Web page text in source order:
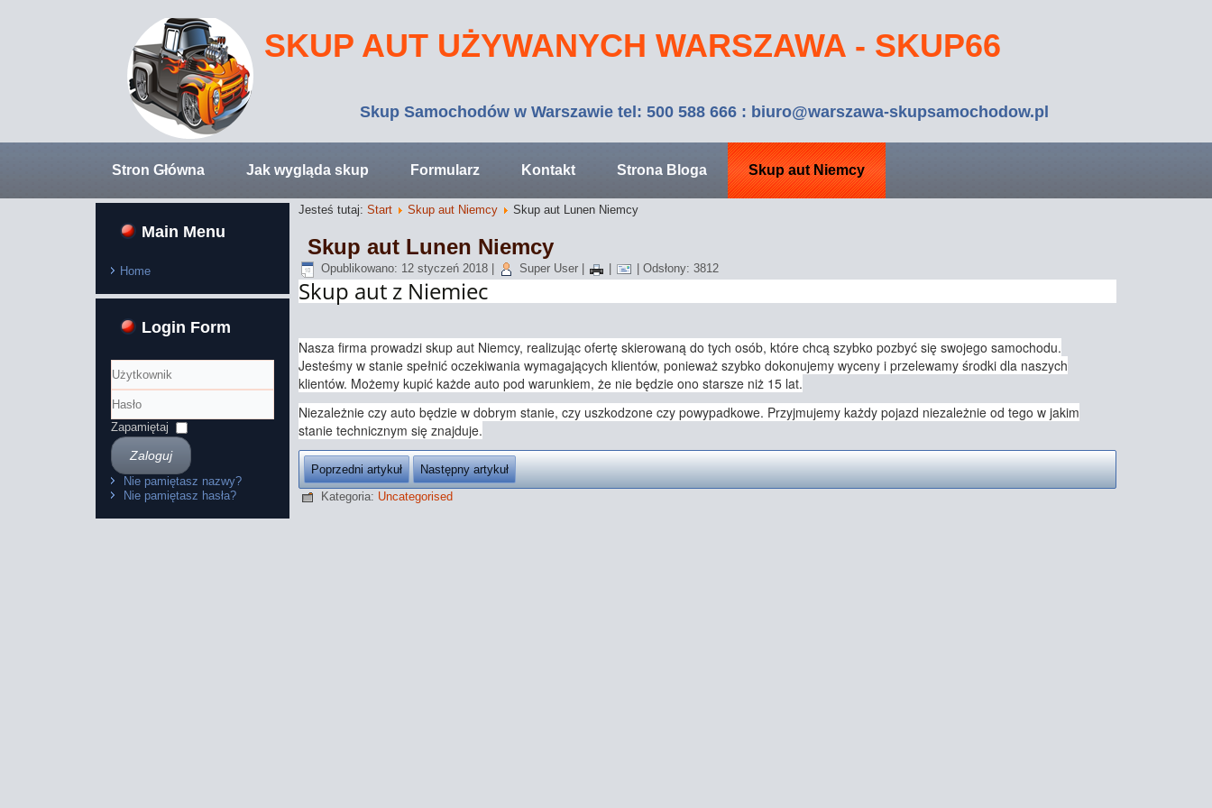
SKUP AUT UŻYWANYCH WARSZAWA - SKUP66
Skup Samochodów w Warszawie tel: 500 588 666 : biuro@warszawa-skupsamochodow.pl
Stron Główna Jak wygląda skup Formularz Kontakt Strona Bloga Skup aut Niemcy
Main Menu
Home
Login Form
Użytkownik
Hasło
Zapamiętaj
Zaloguj
Nie pamiętasz nazwy?
Nie pamiętasz hasła?
Jesteś tutaj: Start Skup aut Niemcy Skup aut Lunen Niemcy
Skup aut Lunen Niemcy
Opublikowano: 12 styczeń 2018| Super User| Odsłony: 3812
Skup aut z Niemiec
Nasza firma prowadzi skup aut Niemcy, realizując ofertę skierowaną do tych osób, które chcą szybko pozbyć się swojego samochodu.
Jesteśmy w stanie spełnić oczekiwania wymagających klientów, ponieważ szybko dokonujemy wyceny i przelewamy środki dla naszych
klientów. Możemy kupić każde auto pod warunkiem, że nie będzie ono starsze niż 15 lat.
Niezależnie czy auto będzie w dobrym stanie, czy uszkodzone czy powypadkowe. Przyjmujemy każdy pojazd niezależnie od tego w jakim
stanie technicznym się znajduje.
Poprzedni artykuł Następny artykuł
Kategoria: Uncategorised